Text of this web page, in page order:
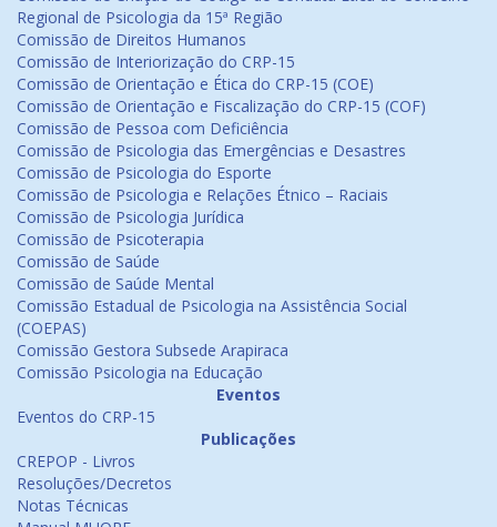
Regional de Psicologia da 15ª Região
Comissão de Direitos Humanos
Comissão de Interiorização do CRP-15
Comissão de Orientação e Ética do CRP-15 (COE)
Comissão de Orientação e Fiscalização do CRP-15 (COF)
Comissão de Pessoa com Deficiência
Comissão de Psicologia das Emergências e Desastres
Comissão de Psicologia do Esporte
Comissão de Psicologia e Relações Étnico – Raciais
Comissão de Psicologia Jurídica
Comissão de Psicoterapia
Comissão de Saúde
Comissão de Saúde Mental
Comissão Estadual de Psicologia na Assistência Social
(COEPAS)
Comissão Gestora Subsede Arapiraca
Comissão Psicologia na Educação
Eventos
Eventos do CRP-15
Publicações
CREPOP - Livros
Resoluções/Decretos
Notas Técnicas